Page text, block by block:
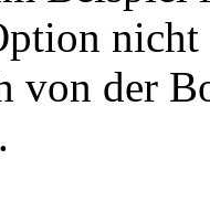
von der